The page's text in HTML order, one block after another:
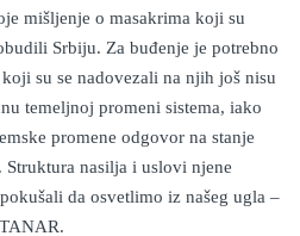
mišljenje o masakrima koji su
Srbiju. Za buđenje je potrebno
su se nadovezali na njih još nisu
temeljnoj promeni sistema, iako
promene odgovor na stanje
nasilja i uslovi njene
da osvetlimo iz našeg ugla –